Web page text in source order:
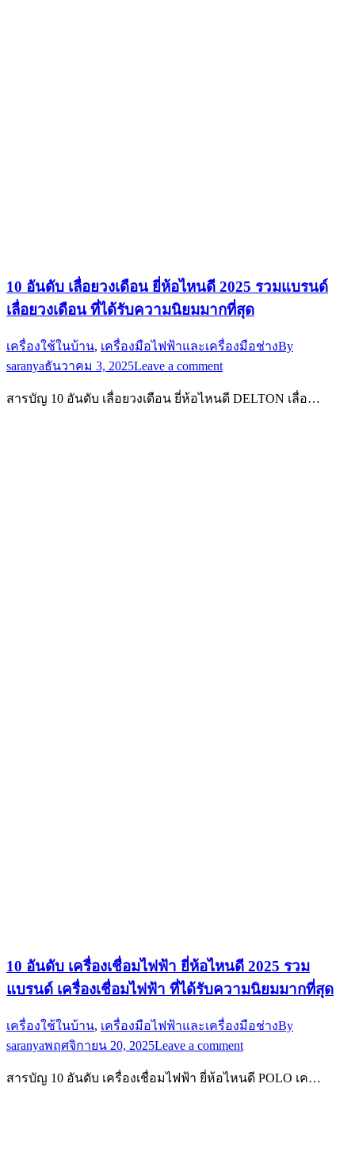
10 อันดับ เลื่อยวงเดือน ยี่ห้อไหนดี 2025 รวมแบรนด์
เลื่อยวงเดือน ที่ได้รับความนิยมมากที่สุด
เครื่องใช้ในบ้าน, เครื่องมือไฟฟ้าและเครื่องมือช่างBy
saranyaธันวาคม 3, 2025Leave a comment
สารบัญ 10 อันดับ เลื่อยวงเดือน ยี่ห้อไหนดี DELTON เลื่อ…
10 อันดับ เครื่องเชื่อมไฟฟ้า ยี่ห้อไหนดี 2025 รวม
แบรนด์ เครื่องเชื่อมไฟฟ้า ที่ได้รับความนิยมมากที่สุด
เครื่องใช้ในบ้าน, เครื่องมือไฟฟ้าและเครื่องมือช่างBy
saranyaพฤศจิกายน 20, 2025Leave a comment
สารบัญ 10 อันดับ เครื่องเชื่อมไฟฟ้า ยี่ห้อไหนดี POLO เค…